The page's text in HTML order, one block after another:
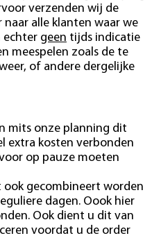
verzenden wij de
alle klanten waar we
echter geen tijds indicatie
meespelen zoals de te
of andere dergelijke
mits onze planning dit
extra kosten verbonden
op pauze moeten
gecombineert worden
dagen. Oook hier
Ook dient u dit van
voordat u de order